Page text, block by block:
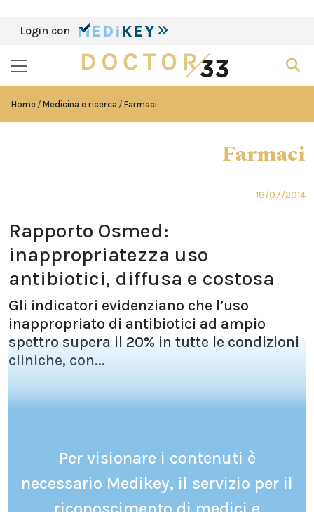
Login con
Home Medicina e ricerca Farmaci
Farmaci
18/07/2014
Rapporto Osmed:
inappropriatezza uso
antibiotici, diffusa e costosa
Gli indicatori evidenziano che l’uso
inappropriato di antibiotici ad ampio
spettro supera il 20% in tutte le condizioni
cliniche, con...
Per visionare i contenuti è
necessario Medikey, il servizio per il